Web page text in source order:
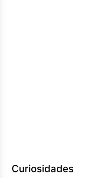
Curiosidades